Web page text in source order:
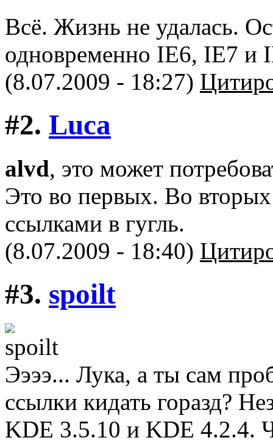
Всё. Жизнь не удалась.
одновременно IE6, IE7 и
(8.07.2009 - 18:27)
#2. Luca
alvd, это может
Это во первых. Во вторых
ссылками в гугль.
(8.07.2009 - 18:40)
#3. spoilt
Ээээ... Лука, а ты сам
ссылки кидать горазд?
KDE 3.5.10 и KDE 4.2.4.